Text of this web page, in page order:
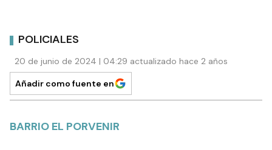
POLICIALES
20 de junio de 2024 | 04:29 actualizado hace 2 años
Añadir como fuente en
BARRIO EL PORVENIR